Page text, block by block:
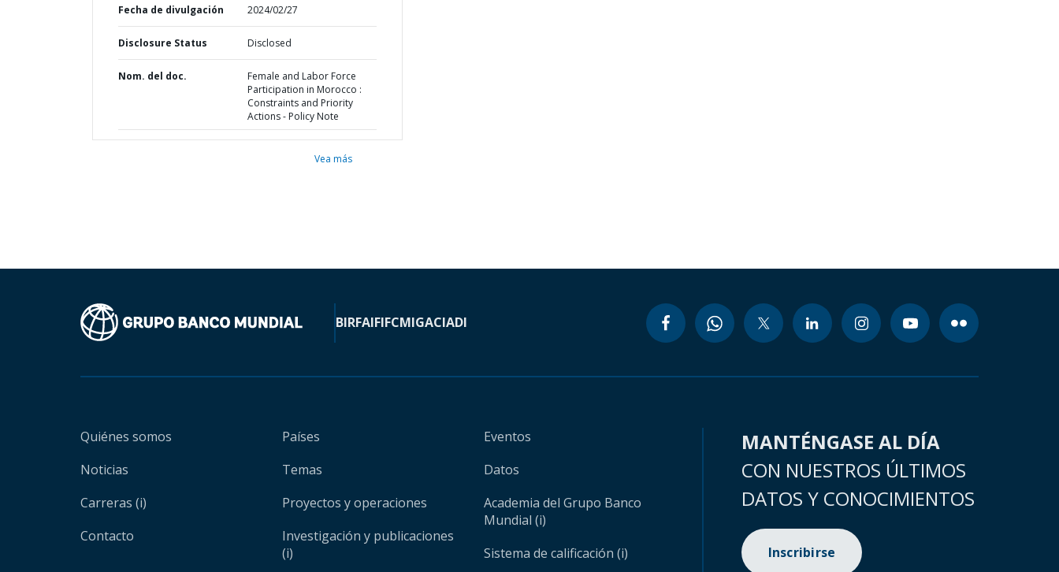
Fecha de divulgación 2024/02/27
Disclosure Status Disclosed
Nom. del doc.
Female and Labor Force
Participation in Morocco :
Constraints and Priority
Actions - Policy Note
Vea más
BIRFAIFIFCMIGACIADI
Quiénes somos
Noticias
Carreras (i)
Contacto
Países
Temas
Proyectos y operaciones
Investigación y publicaciones
(i)
Eventos
Datos
Academia del Grupo Banco
Mundial (i)
Sistema de calificación (i)
MANTÉNGASE AL DÍA
CON NUESTROS ÚLTIMOS
DATOS Y CONOCIMIENTOS
Inscribirse